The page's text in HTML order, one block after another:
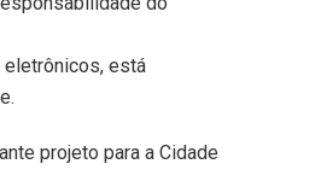
eletrônicos, está
projeto para a Cidade